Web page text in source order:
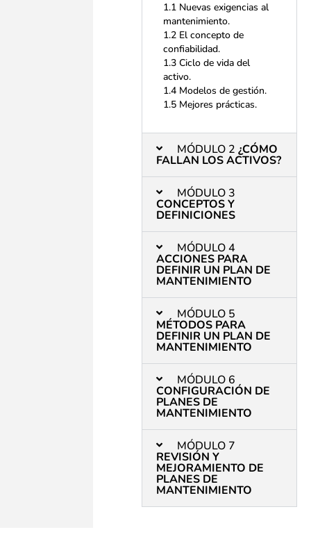
1.1 Nuevas exigencias al
mantenimiento.
1.2 El concepto de
confiabilidad.
1.3 Ciclo de vida del
activo.
1.4 Modelos de gestión.
1.5 Mejores prácticas.
MÓDULO 2¿CÓMO
FALLAN LOS ACTIVOS?​​​
MÓDULO 3
CONCEPTOS Y
DEFINICIONES​​
MÓDULO 4
ACCIONES PARA
DEFINIR UN PLAN DE
MANTENIMIENTO​​
MÓDULO 5
MÉTODOS PARA
DEFINIR UN PLAN DE
MANTENIMIENTO ​​
MÓDULO 6
CONFIGURACIÓN DE
PLANES DE
MANTENIMIENTO​​
MÓDULO 7
REVISIÓN Y
MEJORAMIENTO DE
PLANES DE
MANTENIMIENTO​